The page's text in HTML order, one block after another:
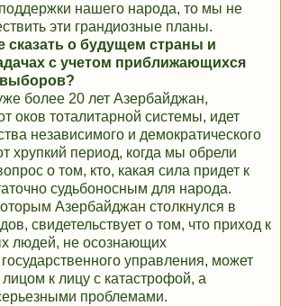
нашего народа, то мы не
эти грандиозные планы.
сказать о будущем страны и
с учетом приближающихся
выборов?
более 20 лет Азербайджан,
оков тоталитарной системы, идет
независимого и демократического
хрупкий период, когда мы обрели
о том, кто, какая сила придет к
судьбоносным для народа.
Азербайджан столкнулся в
свидетельствует о том, что приход к
людей, не осознающих
государственного управления, может
к лицу с катастрофой, а
проблемами.